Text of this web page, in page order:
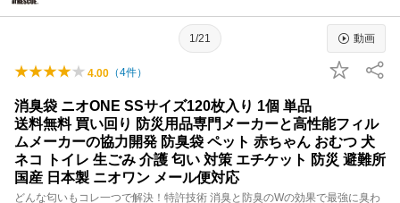
1/21 動画
4.00 （4件）
消臭袋 ニオONE SSサイズ120枚入り 1個 単品
送料無料 買い回り 防災用品専門メーカーと高性能フィル
ムメーカーの協力開発 防臭袋 ペット 赤ちゃん おむつ 犬
ネコ トイレ 生ごみ 介護 匂い 対策 エチケット 防災 避難所
国産 日本製 ニオワン メール便対応
どんな匂いもコレ一つで解決！特許技術 消臭と防臭のWの効果で最強に臭わ